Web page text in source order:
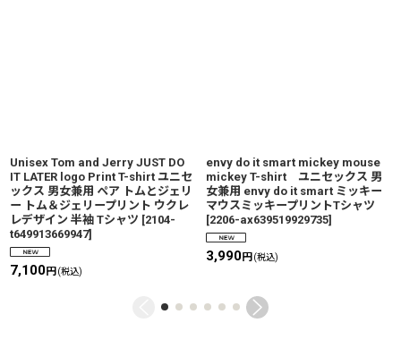
Unisex Tom and Jerry JUST DO
IT LATER logo Print T-shirt ユニセ
ックス 男女兼用 ペア トムとジェリ
ー トム＆ジェリープリント ウクレ
レデザイン 半袖 Tシャツ [2104-
t649913669947]
7,100円 (税込)
envy do it smart mickey mouse
mickey T-shirt ユニセックス 男
女兼用 envy do it smart ミッキー
マウスミッキープリントTシャツ
[2206-ax639519929735]
3,990円 (税込)